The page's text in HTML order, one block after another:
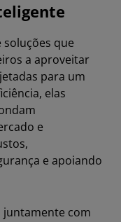
soluções que
a aproveitar
para um
elas
e
e apoiando
juntamente com